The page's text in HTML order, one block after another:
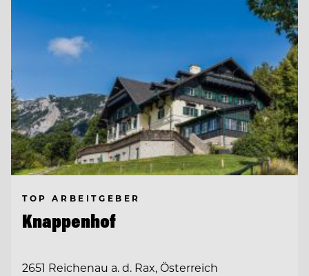
TOP ARBEITGEBER
Knappenhof
2651 Reichenau a. d. Rax, Österreich